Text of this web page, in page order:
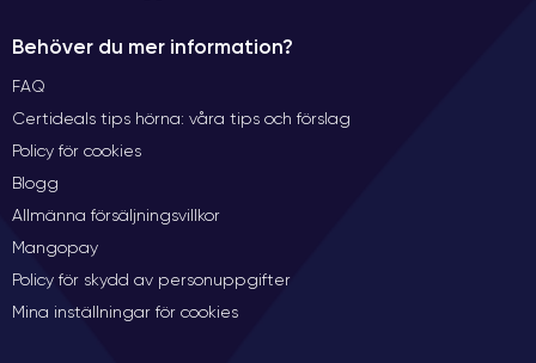
Behöver du mer information?
FAQ
Certideals tips hörna: våra tips och förslag
Policy för cookies
Blogg
Allmänna försäljningsvillkor
Mangopay
Policy för skydd av personuppgifter
Mina inställningar för cookies